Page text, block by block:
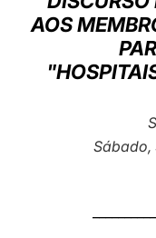
AOS
Sábado,